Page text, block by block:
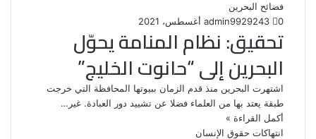
فضائح البحرين
admin9929 أغسطس، 2021 0
تحقيق: نظام المنامة يحوّل
البحرين إلى “حانوت الخليج”
اشتهرت البحرين منذ قدم الزمان ببيوتها المحافظة التي خرجت
طبقة يعتد بها من العلماء فضلا عن تشييد دور العبادة. غير…
أكمل القراءة »
انتهاكات حقوق الإنسان